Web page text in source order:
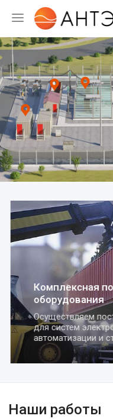
Комплексная
оборудования
Осуществляем
для систем
автоматизации и
Наши работы